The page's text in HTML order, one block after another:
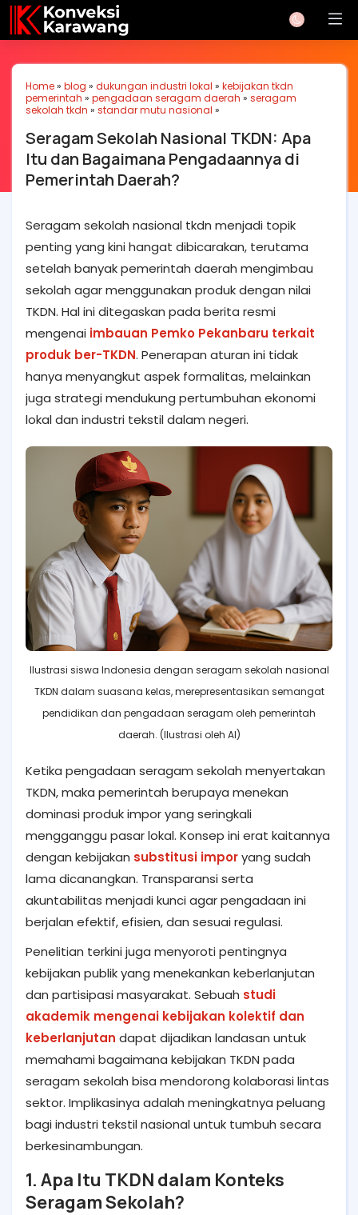
Home» blog » dukungan industri lokal » kebijakan tkdn
pemerintah » pengadaan seragam daerah » seragam
sekolah tkdn » standar mutu nasional »
Seragam Sekolah Nasional TKDN: Apa
Itu dan Bagaimana Pengadaannya di
Pemerintah Daerah?
Seragam sekolah nasional tkdn menjadi topik
penting yang kini hangat dibicarakan, terutama
setelah banyak pemerintah daerah mengimbau
sekolah agar menggunakan produk dengan nilai
TKDN. Hal ini ditegaskan pada berita resmi
mengenai imbauan Pemko Pekanbaru terkait
produk ber-TKDN. Penerapan aturan ini tidak
hanya menyangkut aspek formalitas, melainkan
juga strategi mendukung pertumbuhan ekonomi
lokal dan industri tekstil dalam negeri.
Ilustrasi siswa Indonesia dengan seragam sekolah nasional
TKDN dalam suasana kelas, merepresentasikan semangat
pendidikan dan pengadaan seragam oleh pemerintah
daerah. (Ilustrasi oleh AI)
Ketika pengadaan seragam sekolah menyertakan
TKDN, maka pemerintah berupaya menekan
dominasi produk impor yang seringkali
mengganggu pasar lokal. Konsep ini erat kaitannya
dengan kebijakan substitusi imporyang sudah
lama dicanangkan. Transparansi serta
akuntabilitas menjadi kunci agar pengadaan ini
berjalan efektif, efisien, dan sesuai regulasi.
Penelitian terkini juga menyoroti pentingnya
kebijakan publik yang menekankan keberlanjutan
dan partisipasi masyarakat. Sebuah studi
akademik mengenai kebijakan kolektif dan
keberlanjutan dapat dijadikan landasan untuk
memahami bagaimana kebijakan TKDN pada
seragam sekolah bisa mendorong kolaborasi lintas
sektor. Implikasinya adalah meningkatnya peluang
bagi industri tekstil nasional untuk tumbuh secara
berkesinambungan.
1. Apa Itu TKDN dalam Konteks
Seragam Sekolah?